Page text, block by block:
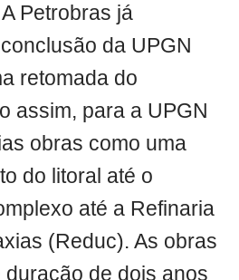
Petrobras já
da UPGN
retomada do
assim, para a UPGN
obras como uma
do litoral até o
até a Refinaria
(Reduc). As obras
de dois anos